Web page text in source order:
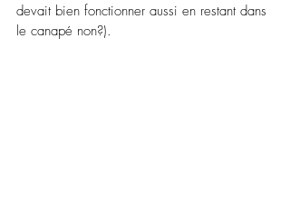
devait bien fonctionner aussi en restant dans
le canapé non?).